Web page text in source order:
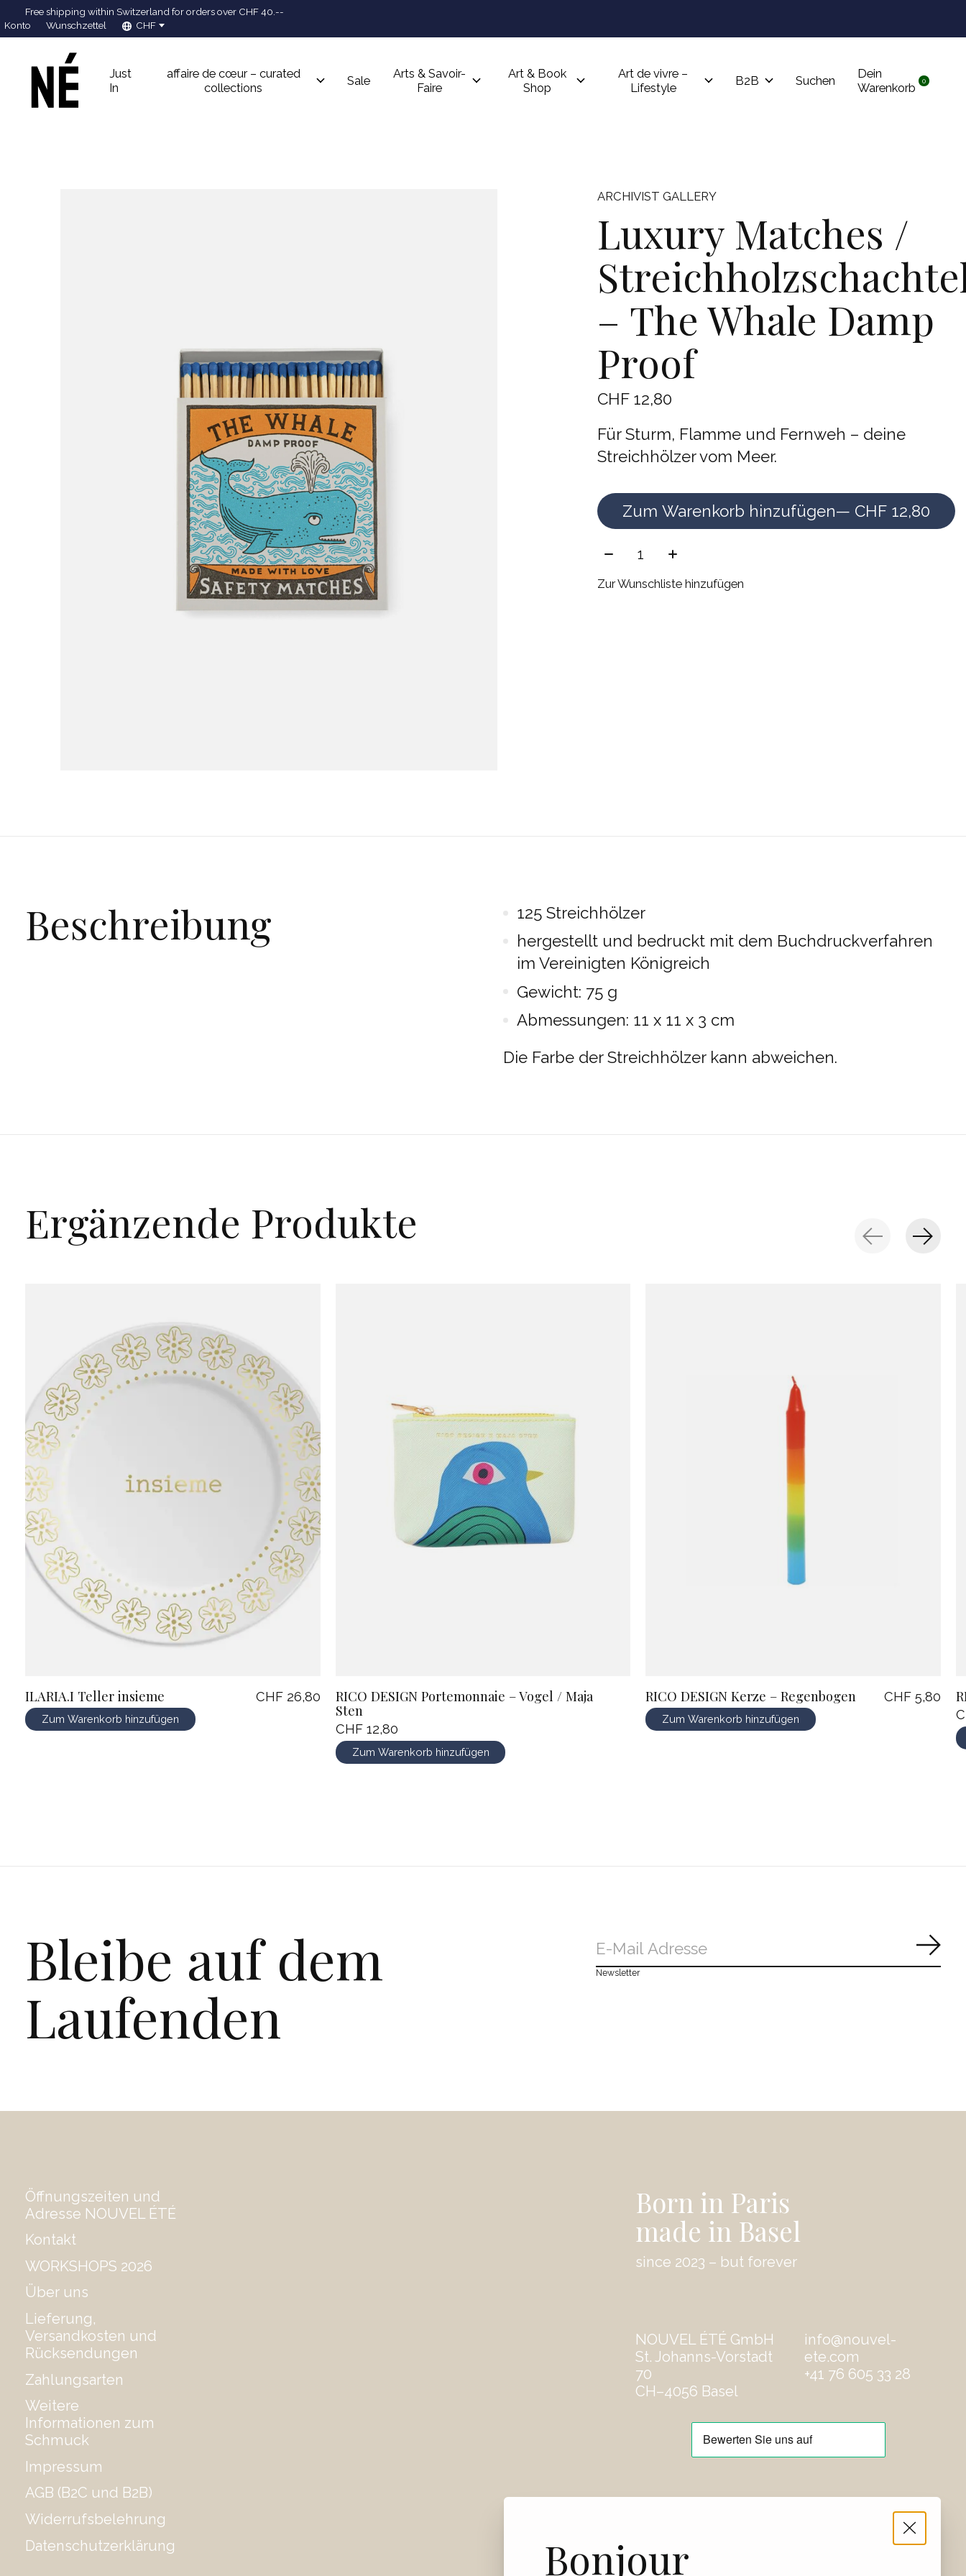
Free shipping within Switzerland for orders over CHF 40.--
Konto Wunschzettel CHF
Just
In
affaire de cœur – curated
collections
Sale
Arts & Savoir-
Faire
Art & Book
Shop
Art de vivre –
Lifestyle
B2B Suchen
Dein
Warenkorb
0items
ARCHIVIST GALLERY
Luxury Matches /
– The Whale Damp
Proof
CHF 12,80
Für Sturm, Flamme und Fernweh – deine
Streichhölzer vom Meer.
Zum Warenkorb hinzufügen
— CHF 12,80
Menge:
Zur Wunschliste hinzufügen
Beschreibung
125 Streichhölzer
hergestellt und bedruckt mit dem Buchdruckverfahren
im Vereinigten Königreich
Gewicht: 75 g
Abmessungen: 11 x 11 x 3 cm
Die Farbe der Streichhölzer kann abweichen.
Ergänzende Produkte
ILARIA.I Teller insieme CHF 26,80
Zum Warenkorb hinzufügen
RICO DESIGN Portemonnaie – Vogel / Maja
Sten
CHF 12,80
Zum Warenkorb hinzufügen
RICO DESIGN Kerze – Regenbogen CHF 5,80
Zum Warenkorb hinzufügen
Bleibe auf dem
Laufenden
Newsletter
Öffnungszeiten und
Adresse NOUVEL ÉTÉ
Kontakt
WORKSHOPS 2026
Über uns
Lieferung,
Versandkosten und
Rücksendungen
Zahlungsarten
Weitere
Informationen zum
Schmuck
Impressum
AGB (B2C und B2B)
Widerrufsbelehrung
Datenschutzerklärung
Born in Paris
made in Basel
since 2023 – but forever
NOUVEL ÉTÉ GmbH
St. Johanns-Vorstadt
70
CH–4056 Basel
info@nouvel-
ete.com
‭+41 76 605 33 28
Bonjour